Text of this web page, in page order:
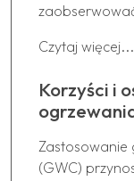
Czytaj więcej...
Korzyści i
Zastosowanie
(GWC)